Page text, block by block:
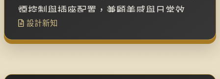
煙控制與插座配置，兼顧美感與日常效
率。
設計新知